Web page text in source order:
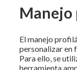
El manejo
personalizar en
Para ello, se
herramienta